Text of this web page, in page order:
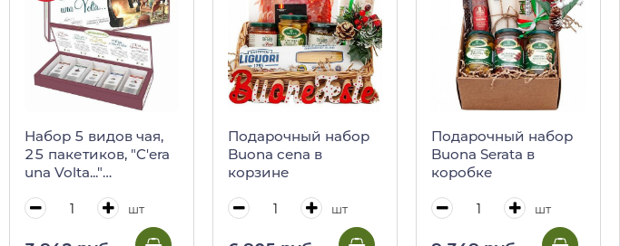
Набор 5 видов чая,
25 пакетиков, "C'era
una Volta..."
картонной коробке,
шт
Подарочный набор
Buona cena в
корзине
шт
Подарочный набор
Buona Serata в
коробке
шт